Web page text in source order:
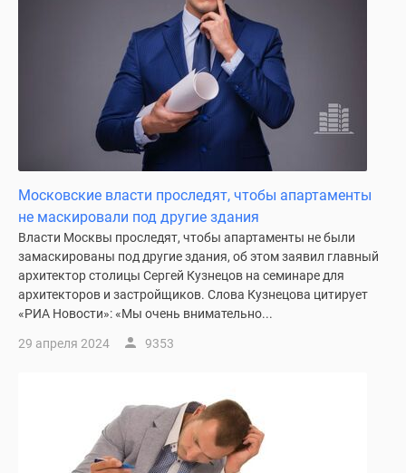
Программа
реновации
Москве
Новостройки
премиум-
Новостройки
Московские власти проследят, чтобы апартаменты
не маскировали под другие здания
Власти Москвы проследят, чтобы апартаменты не были
замаскированы под другие здания, об этом заявил главный
архитектор столицы Сергей Кузнецов на семинаре для
архитекторов и застройщиков. Слова Кузнецова цитирует
«РИА Новости»: «Мы очень внимательно...
29 апреля 2024 9353